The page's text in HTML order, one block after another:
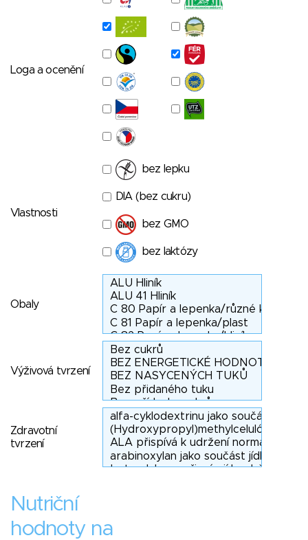
Loga a ocenění
Vlastnosti
bez lepku
DIA (bez cukru)
bez GMO
bez laktózy
Obaly
Výživová tvrzení
Zdravotní
tvrzení
Nutriční
hodnoty na